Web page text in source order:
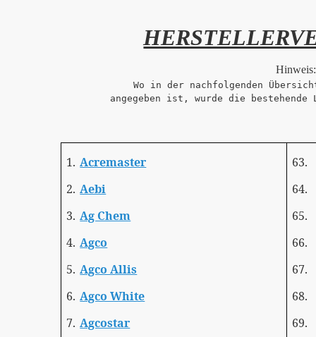
Hinweis:
Wo in der nachfolgenden
angegeben ist, wurde die
1. Acremaster
2. Aebi
3. Ag Chem
4. Agco
5. Agco Allis
6. Agco White
7. Agcostar
63.
64.
65.
66.
67.
68.
69.